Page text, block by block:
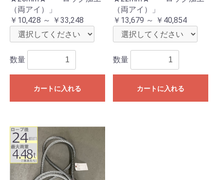
（両アイ）」
￥10,428 ～ ￥33,248
数量
カートに入れる
（両アイ）」
￥13,679 ～ ￥40,854
数量
カートに入れる